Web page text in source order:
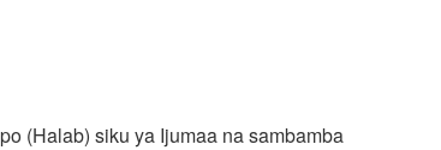
(Halab) siku ya Ijumaa na sambamba